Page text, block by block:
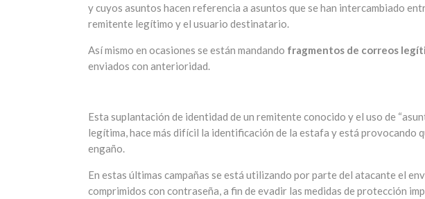
y cuyos asuntos hacen referencia a asuntos que se han intercambiado
remitente legítimo y el usuario destinatario.
Así mismo en ocasiones se están mandando fragmentos de correos
enviados con anterioridad.
Esta suplantación de identidad de un remitente conocido y el uso de
legítima, hace más difícil la identificación de la estafa y está provocando
engaño.
En estas últimas campañas se está utilizando por parte del atacante el
comprimidos con contraseña, a fin de evadir las medidas de protección